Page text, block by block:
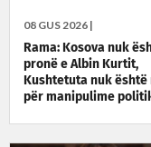
08 GUS 2026 |
Rama: Kosova nuk
pronë e Albin Kurtit,
Kushtetuta nuk është
për manipulime